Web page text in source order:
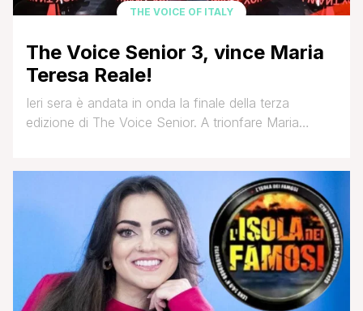
THE VOICE OF ITALY
The Voice Senior 3, vince Maria
Teresa Reale!
Ieri sera è andata in onda la finale della terza
edizione di The Voice Senior. A trionfare Maria
team Bertè ed Emilio Paolo Piluso della squadra
Ricchi e Poveri. Durante lo scontro finale, Maria
Teresa si é esibita sulle [']